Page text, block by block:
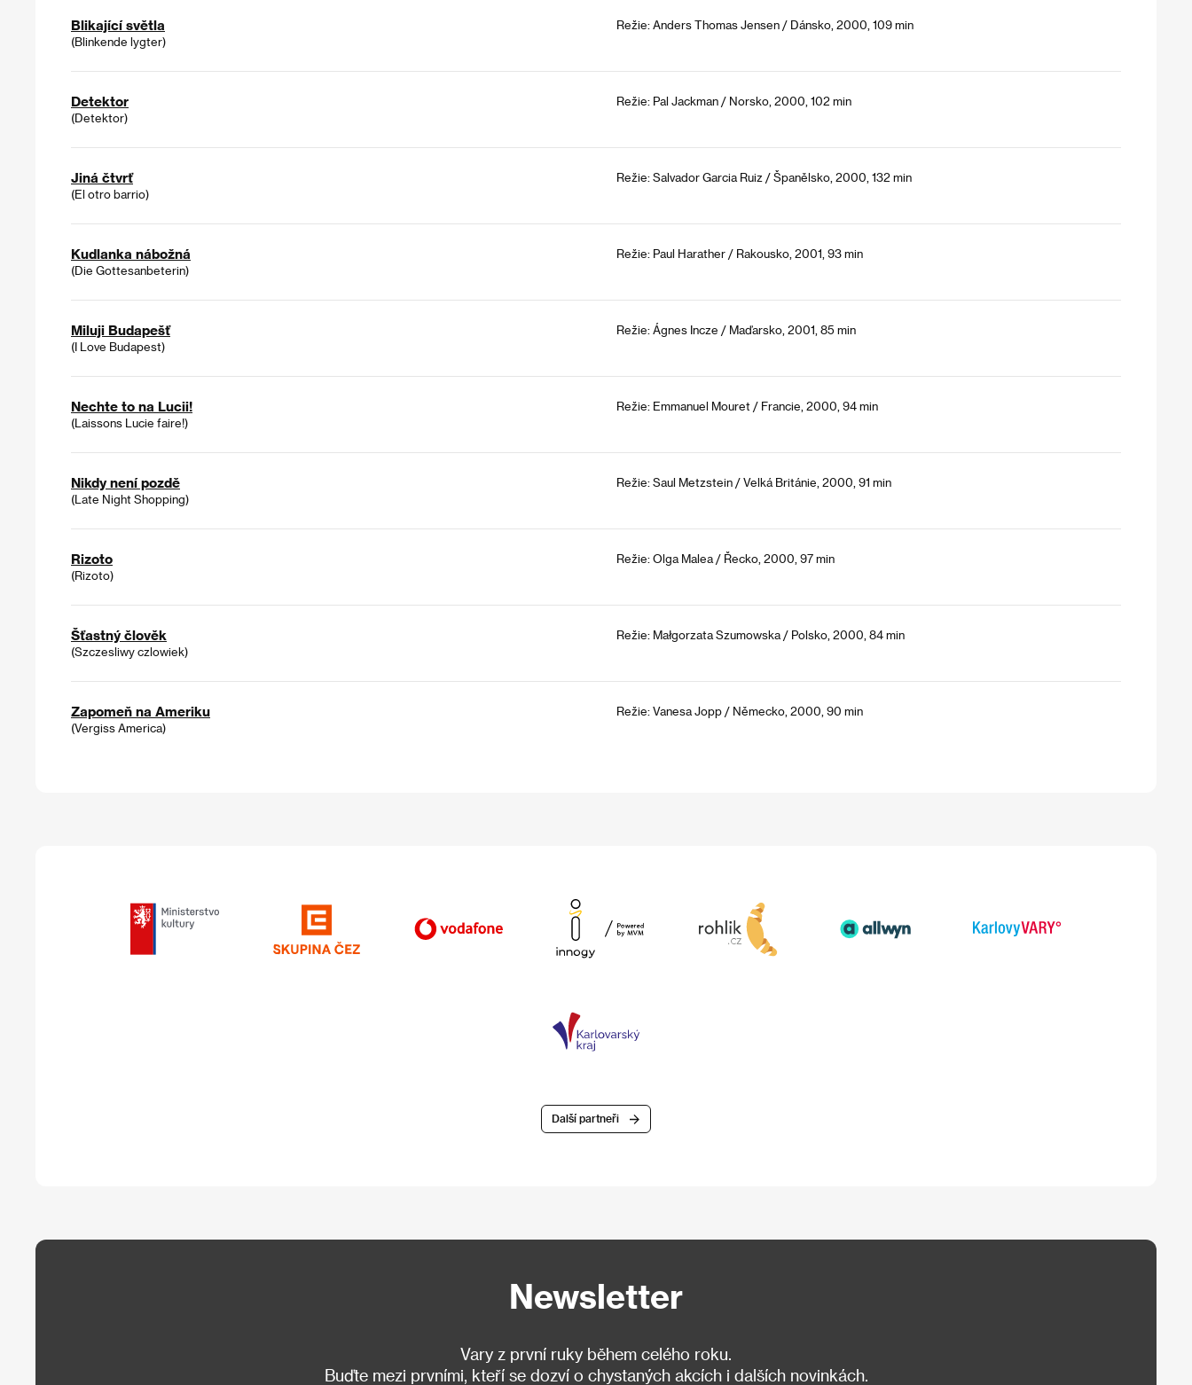
Blikající světla
(Blinkende lygter)
Režie: Anders Thomas Jensen / Dánsko, 2000, 109 min
Detektor
(Detektor)
Režie: Pal Jackman / Norsko, 2000, 102 min
Jiná čtvrť
(El otro barrio)
Režie: Salvador Garcia Ruiz / Španělsko, 2000, 132 min
Kudlanka nábožná
(Die Gottesanbeterin)
Režie: Paul Harather / Rakousko, 2001, 93 min
Miluji Budapešť
(I Love Budapest)
Režie: Ágnes Incze / Maďarsko, 2001, 85 min
Nechte to na Lucii!
(Laissons Lucie faire!)
Režie: Emmanuel Mouret / Francie, 2000, 94 min
Nikdy není pozdě
(Late Night Shopping)
Režie: Saul Metzstein / Velká Británie, 2000, 91 min
Rizoto
(Rizoto)
Režie: Olga Malea / Řecko, 2000, 97 min
Šťastný člověk
(Szczesliwy czlowiek)
Režie: Małgorzata Szumowska / Polsko, 2000, 84 min
Zapomeň na Ameriku
(Vergiss America)
Režie: Vanesa Jopp / Německo, 2000, 90 min
Další partneři
Newsletter
Vary z první ruky během celého roku.
Buďte mezi prvními, kteří se dozví o chystaných akcích i dalších novinkách.